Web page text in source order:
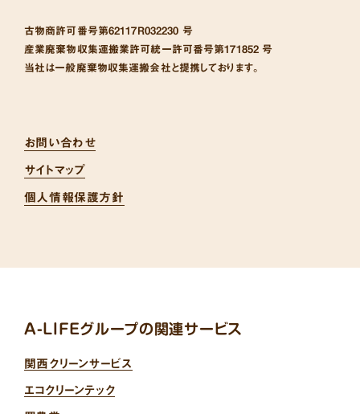
古物商許可番号第62117R032230 号
産業廃棄物収集運搬業許可統一許可番号第171852 号
当社は一般廃棄物収集運搬会社と提携しております。
お問い合わせ
サイトマップ
個人情報保護方針
A-LIFEグループの関連サービス
関西クリーンサービス
エコクリーンテック